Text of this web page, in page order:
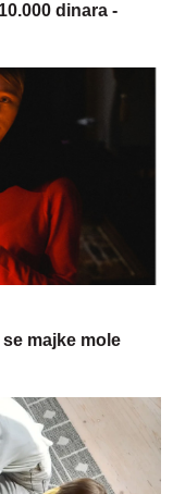
dinara -
majke mole